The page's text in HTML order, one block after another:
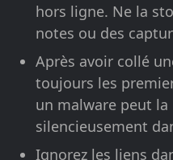
hors ligne. Ne la
notes ou des
Après avoir collé
toujours les
un malware peut la
silencieusement
Ignorez les liens